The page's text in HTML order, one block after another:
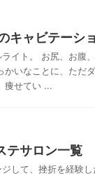
キャビテーシ
イト。 お尻、お腹
かいなことに、ただ
痩せてい ...
テサロン一覧
して、挫折を経験